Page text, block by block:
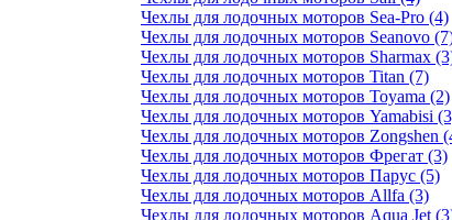
Чехлы для лодочных моторов Sea-Pro (4)
Чехлы для лодочных моторов Seanovo
Чехлы для лодочных моторов Sharmax
Чехлы для лодочных моторов Titan (7)
Чехлы для лодочных моторов Toyama (2)
Чехлы для лодочных моторов Yamabisi
Чехлы для лодочных моторов Zongshen
Чехлы для лодочных моторов Фрегат (3)
Чехлы для лодочных моторов Парус (5)
Чехлы для лодочных моторов Allfa (3)
Чехлы для лодочных моторов Aqua Jet